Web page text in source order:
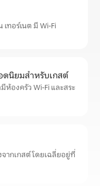
ทอร์เนต มี Wi-Fi
ดนิยมสำหรับเกสต์
ห้องครัว Wi-Fi และสระ
ากเกสต์ โดยเฉลี่ยอยู่ที่